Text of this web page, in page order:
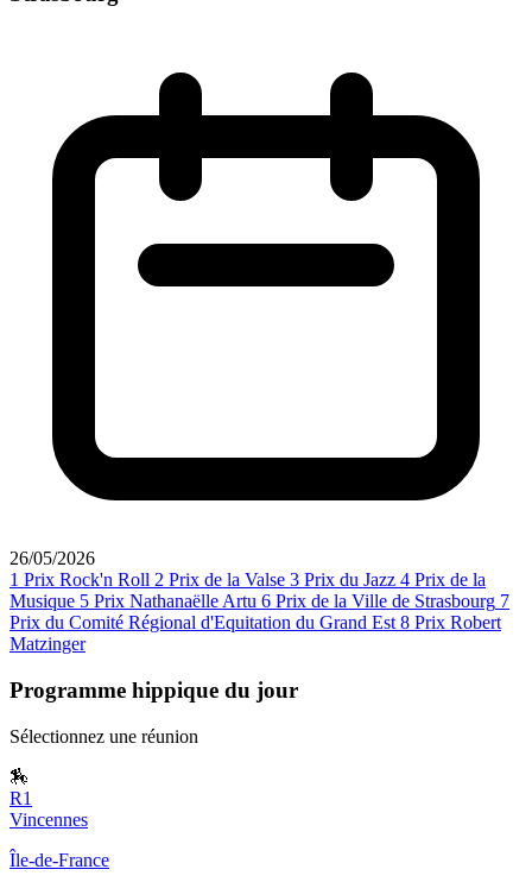
26/05/2026
1 Prix Rock'n Roll 2 Prix de la Valse 3 Prix du Jazz 4 Prix de la
Musique 5 Prix Nathanaëlle Artu 6 Prix de la Ville de Strasbourg 7
Prix du Comité Régional d'Equitation du Grand Est 8 Prix Robert
Matzinger
Programme hippique du jour
Sélectionnez une réunion
🏇
R1
Vincennes
Île-de-France